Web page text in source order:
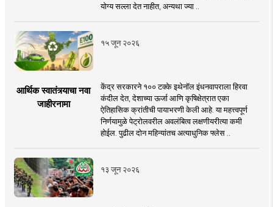
योग्य सल्ला देत नाहीत, अन्यथा ज्या ..
१५ जून २०२६
आर्थिक स्वातंत्र्याचा नवा
जाहीरनामा
केंद्र सरकारने १०० टक्के इथेनॉल इंधनवापराला हिरवा
कंदील देत, देशाच्या ऊर्जा आणि कृषिक्षेत्रात एका
ऐतिहासिक क्रांतीची पायाभरणी केली आहे. या महत्त्वपूर्ण
निर्णयामुळे पेट्रोलवरील अवलंबित्व लक्षणीयरीत्या कमी
होईल. पुढील दोन महिन्यांतच अत्याधुनिक फ्लेस ..
१३ जून २०२६